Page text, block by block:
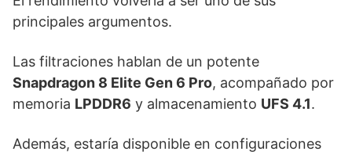
principales argumentos.
Las filtraciones hablan de un potente
Snapdragon 8 Elite Gen 6 Pro, acompañado por
memoria LPDDR6 y almacenamiento UFS 4.1.
Además, estaría disponible en configuraciones